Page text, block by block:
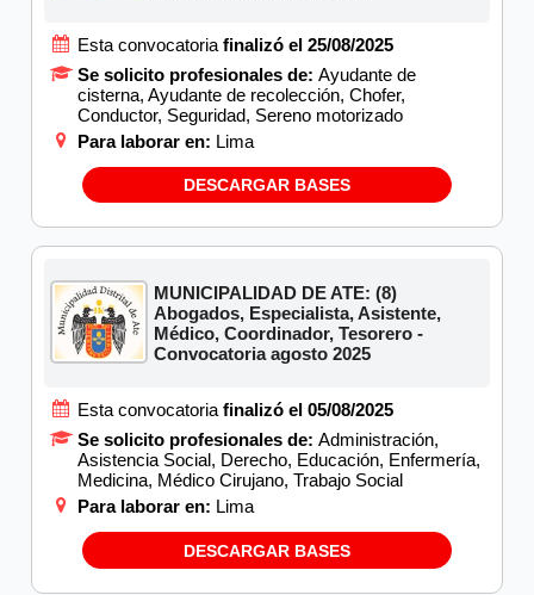
Esta convocatoria finalizó el 25/08/2025
Se solicito profesionales de: Ayudante de
cisterna, Ayudante de recolección, Chofer,
Conductor, Seguridad, Sereno motorizado
Para laborar en: Lima
DESCARGAR BASES
MUNICIPALIDAD DE ATE: (8)
Abogados, Especialista, Asistente,
Médico, Coordinador, Tesorero -
Convocatoria agosto 2025
Esta convocatoria finalizó el 05/08/2025
Se solicito profesionales de: Administración,
Asistencia Social, Derecho, Educación, Enfermería,
Medicina, Médico Cirujano, Trabajo Social
Para laborar en: Lima
DESCARGAR BASES